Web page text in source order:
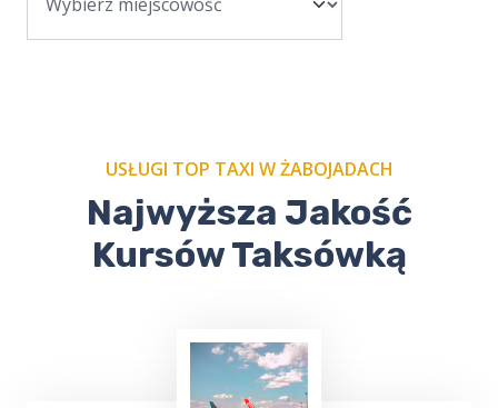
USŁUGI TOP TAXI W ŻABOJADACH
Najwyższa Jakość
Kursów Taksówką